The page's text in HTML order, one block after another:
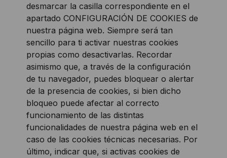
desmarcar la casilla correspondiente en el
apartado CONFIGURACIÓN DE COOKIES de
nuestra página web. Siempre será tan
sencillo para ti activar nuestras cookies
propias como desactivarlas. Recordar
asimismo que, a través de la configuración
de tu navegador, puedes bloquear o alertar
de la presencia de cookies, si bien dicho
bloqueo puede afectar al correcto
funcionamiento de las distintas
funcionalidades de nuestra página web en el
caso de las cookies técnicas necesarias. Por
último, indicar que, si activas cookies de